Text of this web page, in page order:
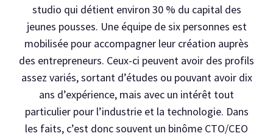
studio qui détient environ 30 % du capital des
jeunes pousses. Une équipe de six personnes est
mobilisée pour accompagner leur création auprès
des entrepreneurs. Ceux-ci peuvent avoir des profils
assez variés, sortant d’études ou pouvant avoir dix
ans d’expérience, mais avec un intérêt tout
particulier pour l’industrie et la technologie. Dans
les faits, c’est donc souvent un binôme CTO/CEO